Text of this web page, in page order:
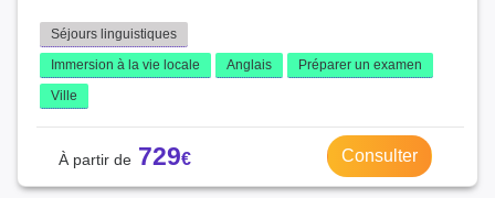
Séjours linguistiques
Immersion à la vie locale
Anglais
Préparer un examen
Ville
729 Consulter